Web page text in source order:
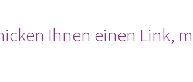
Ihnen einen Link,